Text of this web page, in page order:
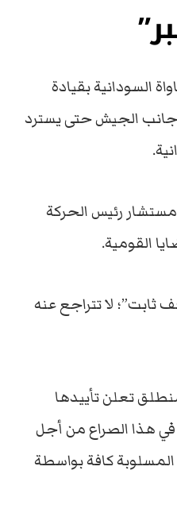
السودانية بقيادة
جانب الجيش حتى يسترد
رئيس الحركة
القومية.
لا تتراجع عنه
تعلن تأييدها
هذا الصراع من أجل
المسلوبة كافة بواسطة